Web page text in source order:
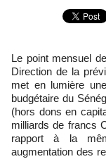
Le point mensuel de conjoncture du mois de juin, publié par la
Direction de la
met en lumière
budgétaire du
(hors dons en
milliards de francs
rapport à la
augmentation des